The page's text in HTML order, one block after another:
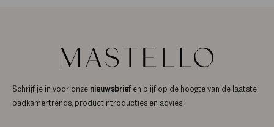
Schrijf je in voor onze nieuwsbrief en blijf op de hoogte van de laatste
badkamertrends, productintroducties en advies!